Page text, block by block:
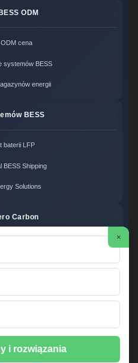
ODM
ODM cena
systemów BESS
energii
BESS
baterii LFP
BESS Shipping
Solutions
Carbon
Energy
OZE
strony
×